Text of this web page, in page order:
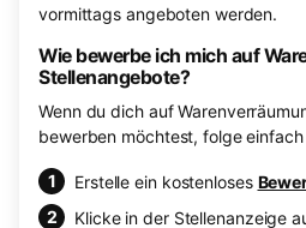
vormittags angeboten werden.
Wie bewerbe ich mich auf
Stellenangebote?
Wenn du dich auf
bewerben möchtest, folge
Erstelle ein kostenloses
Klicke in der Stellenanzeige